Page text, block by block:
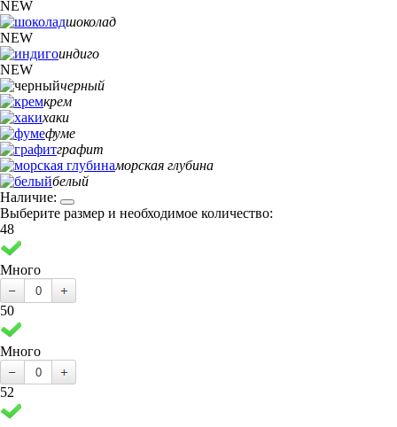
NEW
шоколад
NEW
индиго
NEW
черный
крем
хаки
фуме
графит
морская глубина
белый
Наличие:
Выберите размер и необходимое количество:
48
Много
50
Много
52